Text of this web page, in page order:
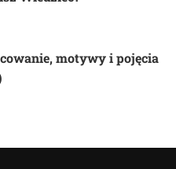
motywy i pojęcia